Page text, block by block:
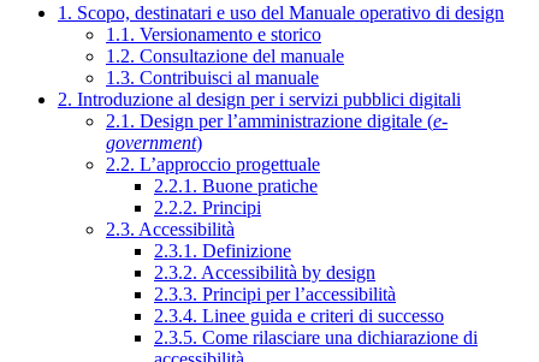
1. Scopo, destinatari e uso del Manuale operativo di design
1.1. Versionamento e storico
1.2. Consultazione del manuale
1.3. Contribuisci al manuale
2. Introduzione al design per i servizi pubblici digitali
2.1. Design per l’amministrazione digitale (e-
government)
2.2. L’approccio progettuale
2.2.1. Buone pratiche
2.2.2. Principi
2.3. Accessibilità
2.3.1. Definizione
2.3.2. Accessibilità by design
2.3.3. Principi per l’accessibilità
2.3.4. Linee guida e criteri di successo
2.3.5. Come rilasciare una dichiarazione di